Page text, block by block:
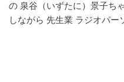
の 泉谷（いずたに）景子ち
しながら 先生業 ラジオパ